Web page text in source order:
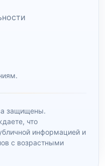
защищены.
что
информацией и
с возрастными